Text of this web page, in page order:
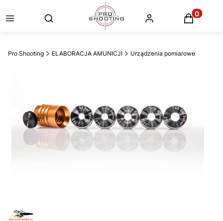
Otwórz wyszukiwarkę
Pro Shooting ELABORACJA AMUNICJI Urządzenia pomiarowe